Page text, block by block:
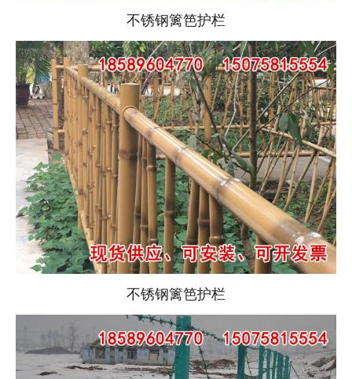
不锈钢篱笆护栏
不锈钢篱笆护栏